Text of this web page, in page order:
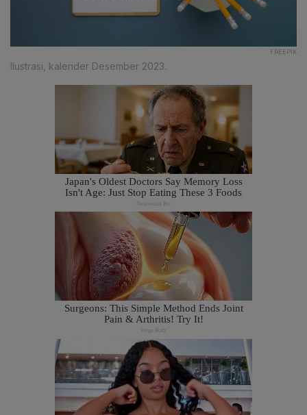
FREEPIK
Ilustrasi, kalender Desember 2023.